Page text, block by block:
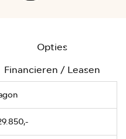
Opties
Financieren / Leasen